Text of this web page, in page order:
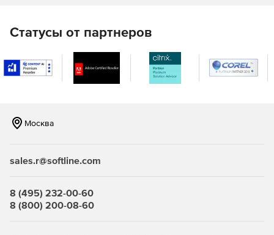
FastX предлагает наиболее безопасный сеанс обмена
любого X-решения для Windows.
Клиент FastX может быть установлен на Windows,
установки Macintosh и Linux доступны по запросу.
платформ RedHat 5 и 6, Ubuntu и SuSE серверов.
Статусы от партнеров
Москва
sales.r@softline.com
8 (495) 232-00-60
8 (800) 200-08-60